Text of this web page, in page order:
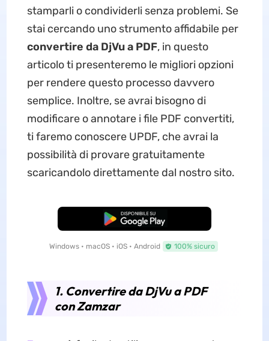
stamparli o condividerli senza problemi. Se
stai cercando uno strumento affidabile per
convertire da DjVu a PDF, in questo
articolo ti presenteremo le migliori opzioni
per rendere questo processo davvero
semplice. Inoltre, se avrai bisogno di
modificare o annotare i file PDF convertiti,
ti faremo conoscere UPDF, che avrai la
possibilità di provare gratuitamente
scaricandolo direttamente dal nostro sito.
Download Gratis
Windows • macOS • iOS • Android 100% sicuro
1. Convertire da DjVu a PDF
con Zamzar